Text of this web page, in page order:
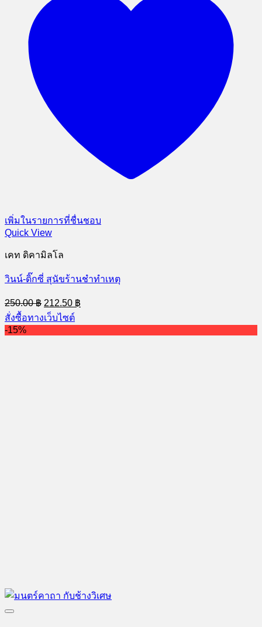
เพิ่มในรายการที่ชื่นชอบ
Quick View
เคท ดิคามิลโล
วินน์-ดิ๊กซี่ สุนัขร้านชำทำเหตุ
250.00฿ Original
price
was:
250.00 ฿.
212.50 ฿
price
212.50 ฿.
สั่งซื้อทางเว็บไซต์
-15%